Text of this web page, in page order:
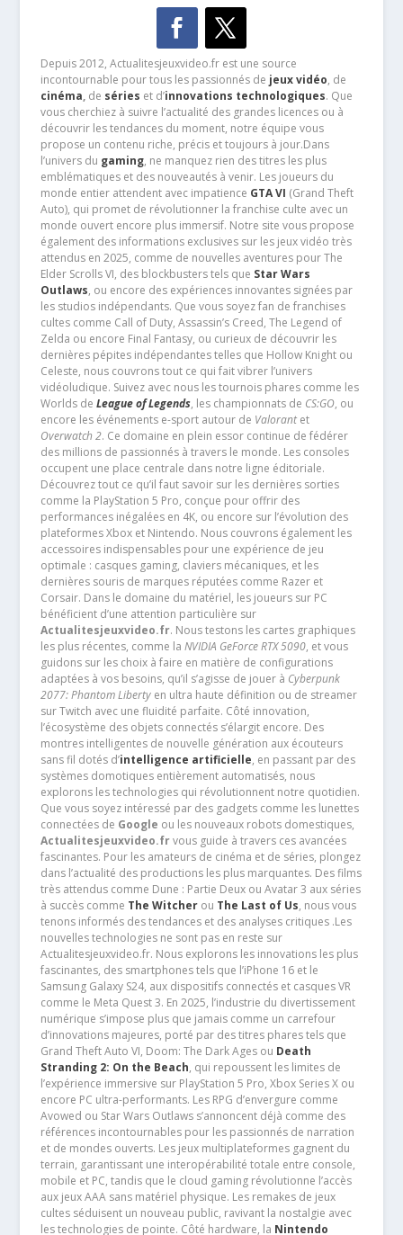
Depuis 2012, Actualitesjeuxvideo.fr est une source
incontournable pour tous les passionnés de jeux vidéo, de
cinéma,de séries et d’innovations technologiques. Que
vous cherchiez à suivre l’actualité des grandes licences ou à
découvrir les tendances du moment, notre équipe vous
propose un contenu riche, précis et toujours à jour.Dans
l’univers du gaming, ne manquez rien des titres les plus
emblématiques et des nouveautés à venir. Les joueurs du
monde entier attendent avec impatience GTA VI (Grand Theft
Auto), qui promet de révolutionner la franchise culte avec un
monde ouvert encore plus immersif. Notre site vous propose
également des informations exclusives sur les jeux vidéo très
attendus en 2025, comme de nouvelles aventures pour The
Elder Scrolls VI, des blockbusters tels que Star Wars
Outlaws, ou encore des expériences innovantes signées par
les studios indépendants. Que vous soyez fan de franchises
cultes comme Call of Duty, Assassin’s Creed, The Legend of
Zelda ou encore Final Fantasy, ou curieux de découvrir les
dernières pépites indépendantes telles que Hollow Knight ou
Celeste, nous couvrons tout ce qui fait vibrer l’univers
vidéoludique. Suivez avec nous les tournois phares comme les
Worlds de League of Legends, les championnats de CS:GO, ou
encore les événements e-sport autour de Valorantet
Overwatch 2. Ce domaine en plein essor continue de fédérer
des millions de passionnés à travers le monde. Les consoles
occupent une place centrale dans notre ligne éditoriale.
Découvrez tout ce qu’il faut savoir sur les dernières sorties
comme la PlayStation 5 Pro, conçue pour offrir des
performances inégalées en 4K, ou encore sur l’évolution des
plateformes Xbox et Nintendo. Nous couvrons également les
accessoires indispensables pour une expérience de jeu
optimale : casques gaming, claviers mécaniques, et les
dernières souris de marques réputées comme Razer et
Corsair. Dans le domaine du matériel, les joueurs sur PC
bénéficient d’une attention particulière sur
Actualitesjeuxvideo.fr. Nous testons les cartes graphiques
les plus récentes, comme la NVIDIA GeForce RTX 5090, et vous
guidons sur les choix à faire en matière de configurations
adaptées à vos besoins, qu’il s’agisse de jouer à Cyberpunk
2077: Phantom Libertyen ultra haute définition ou de streamer
sur Twitch avec une fluidité parfaite. Côté innovation,
l’écosystème des objets connectés s’élargit encore. Des
montres intelligentes de nouvelle génération aux écouteurs
sans fil dotés d’intelligence artificielle, en passant par des
systèmes domotiques entièrement automatisés, nous
explorons les technologies qui révolutionnent notre quotidien.
Que vous soyez intéressé par des gadgets comme les lunettes
connectées de Google ou les nouveaux robots domestiques,
Actualitesjeuxvideo.frvous guide à travers ces avancées
fascinantes. Pour les amateurs de cinéma et de séries, plongez
dans l’actualité des productions les plus marquantes. Des films
très attendus comme Dune : Partie Deux ou Avatar 3 aux séries
à succès comme The Witcherou The Last of Us, nous vous
tenons informés des tendances et des analyses critiques .Les
nouvelles technologies ne sont pas en reste sur
Actualitesjeuxvideo.fr. Nous explorons les innovations les plus
fascinantes, des smartphones tels que l’iPhone 16 et le
Samsung Galaxy S24, aux dispositifs connectés et casques VR
comme le Meta Quest 3. En 2025, l’industrie du divertissement
numérique s’impose plus que jamais comme un carrefour
d’innovations majeures, porté par des titres phares tels que
Grand Theft Auto VI, Doom: The Dark Ages ou Death
Stranding 2: On the Beach, qui repoussent les limites de
l’expérience immersive sur PlayStation 5 Pro, Xbox Series X ou
encore PC ultra-performants. Les RPG d’envergure comme
Avowed ou Star Wars Outlaws s’annoncent déjà comme des
références incontournables pour les passionnés de narration
et de mondes ouverts. Les jeux multiplateformes gagnent du
terrain, garantissant une interopérabilité totale entre console,
mobile et PC, tandis que le cloud gaming révolutionne l’accès
aux jeux AAA sans matériel physique. Les remakes de jeux
cultes séduisent un nouveau public, ravivant la nostalgie avec
les technologies de pointe. Côté hardware, la Nintendo